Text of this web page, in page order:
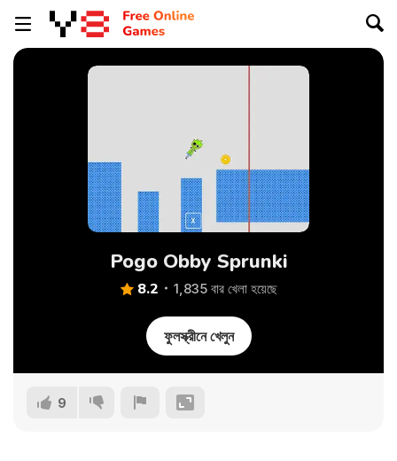
Pogo Obby Sprunki
8.2 1,835 বার খেলা হয়েছে
ফুলস্ক্রীনে খেলুন
9